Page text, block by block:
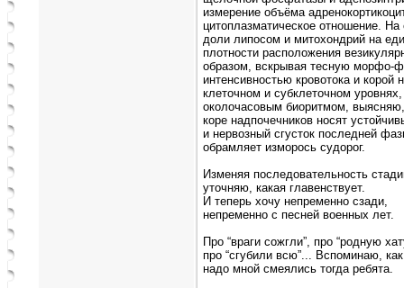
измерение объёма
цитоплазматическое отношение.
доли липосом и митохондрий на
плотности расположения
образом, вскрывая тесную морфо-
интенсивностью кровотока и корой
клеточном и субклеточном
околочасовым биоритмом,
коре надпочечников носят
и нервозный сгусток последней
обрамляет изморось судорог.
Изменяя последовательность
уточняю, какая главенствует.
И теперь хочу непременно сзади,
непременно с песней военных лет.
Про “враги сожгли”, про “родную
про “сгубили всю”... Вспоминаю, как
надо мной смеялись тогда ребята.